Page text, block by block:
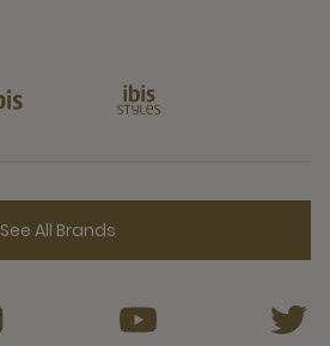
See All Brands